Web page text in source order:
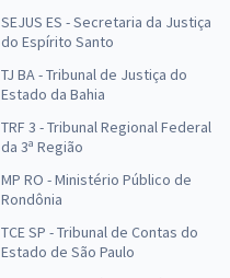
SEJUS ES - Secretaria da Justiça
do Espírito Santo
TJ BA - Tribunal de Justiça do
Estado da Bahia
TRF 3 - Tribunal Regional Federal
da 3ª Região
MP RO - Ministério Público de
Rondônia
TCE SP - Tribunal de Contas do
Estado de São Paulo